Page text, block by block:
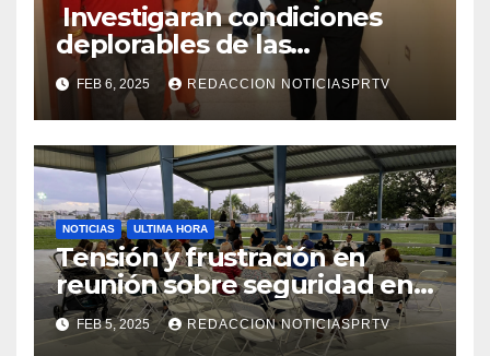
Investigaran condiciones
deplorables de las
facilidades el Departamento
de la Salud en Mayagüez
FEB 6, 2025 REDACCION NOTICIASPRTV
NOTICIAS ULTIMA HORA
Tensión y frustración en
reunión sobre seguridad en
Reparto Metropolitano
FEB 5, 2025 REDACCION NOTICIASPRTV